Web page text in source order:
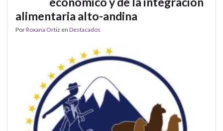
alimentaria alto-andina
PorRoxana Ortiz en Destacados